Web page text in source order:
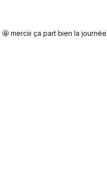
merciii ça part bien la journée